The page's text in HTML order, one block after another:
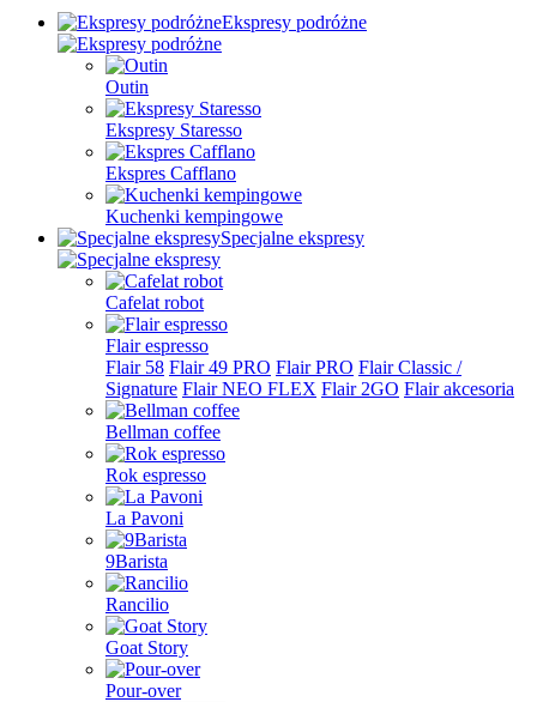
Ekspresy podróżne
Outin
Ekspresy Staresso
Ekspres Cafflano
Kuchenki kempingowe
Specjalne ekspresy
Cafelat robot
Flair espresso
Flair 58 Flair 49 PRO Flair PRO Flair Classic /
Signature Flair NEO FLEX Flair 2GO Flair akcesoria
Bellman coffee
Rok espresso
La Pavoni
9Barista
Rancilio
Goat Story
Pour-over